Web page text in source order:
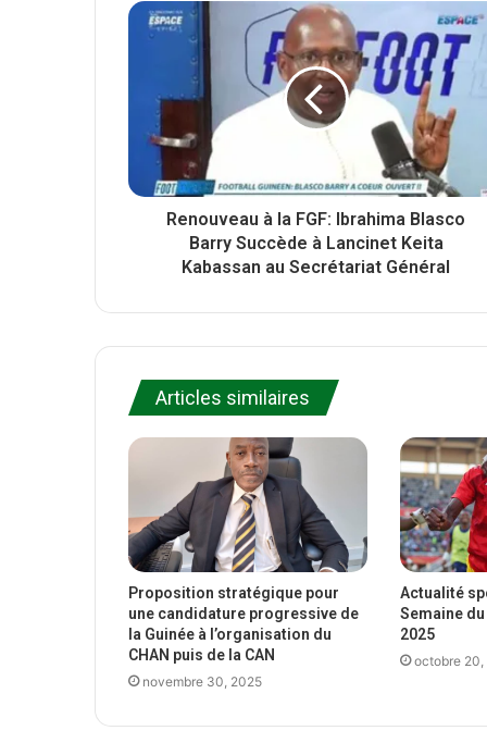
i
t
e
b
o
o
k
e
r
Renouveau à la FGF: Ibrahima Blasco
Barry Succède à Lancinet Keita
Kabassan au Secrétariat Général
Articles similaires
Proposition stratégique pour
une candidature progressive de
la Guinée à l’organisation du
CHAN puis de la CAN
novembre 30, 2025
Actualité
Semaine
2025
octobre 20,